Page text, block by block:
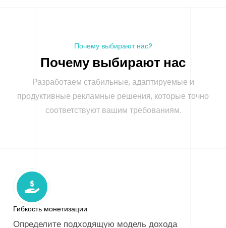
Почему выбирают нас?
Почемувыбирают нас
Разработаем стабильные, адаптируемые и
продуктивные рекламные решения, которые точно
соответствуют вашим требованиям.
Гибкость монетизации
Определите подходящую модель дохода